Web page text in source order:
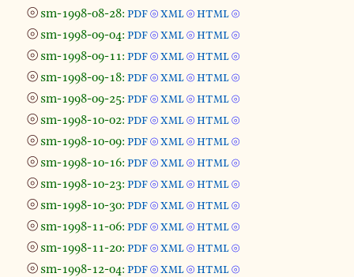
⦾ sm-1998-08-28: pdf ⦾ xml ⦾ html ⦾
⦾ sm-1998-09-04: pdf ⦾ xml ⦾ html ⦾
⦾ sm-1998-09-11: pdf ⦾ xml ⦾ html ⦾
⦾ sm-1998-09-18: pdf ⦾ xml ⦾ html ⦾
⦾ sm-1998-09-25: pdf ⦾ xml ⦾ html ⦾
⦾ sm-1998-10-02: pdf ⦾ xml ⦾ html ⦾
⦾ sm-1998-10-09: pdf ⦾ xml ⦾ html ⦾
⦾ sm-1998-10-16: pdf ⦾ xml ⦾ html ⦾
⦾ sm-1998-10-23: pdf ⦾ xml ⦾ html ⦾
⦾ sm-1998-10-30: pdf ⦾ xml ⦾ html ⦾
⦾ sm-1998-11-06: pdf ⦾ xml ⦾ html ⦾
⦾ sm-1998-11-20: pdf ⦾ xml ⦾ html ⦾
⦾ sm-1998-12-04: pdf ⦾ xml ⦾ html ⦾